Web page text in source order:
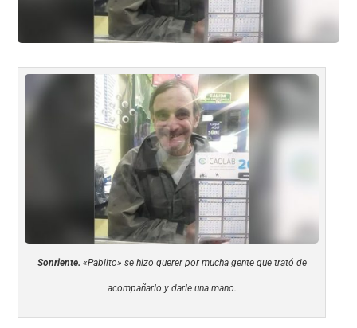
Sonriente. «Pablito» se hizo querer por mucha gente que trató de
acompañarlo y darle una mano.